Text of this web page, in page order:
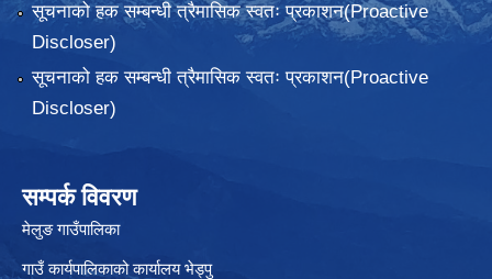
सूचनाको हक सम्बन्धी त्रैमासिक स्वतः प्रकाशन(Proactive
Discloser)
सूचनाको हक सम्बन्धी त्रैमासिक स्वतः प्रकाशन(Proactive
Discloser)
सम्पर्क विवरण
मेलुङ गाउँपालिका
गाउँ कार्यपालिकाको कार्यालय भेड्पु